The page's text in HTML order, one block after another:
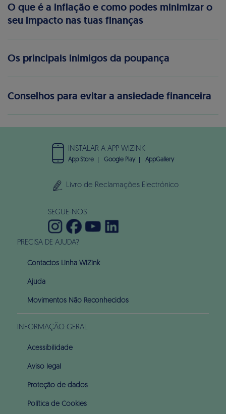
O que é a inflação e como podes minimizar o
seu impacto nas tuas finanças
Os principais inimigos da poupança
Conselhos para evitar a ansiedade financeira
PRECISA DE AJUDA?
Contactos Linha WiZink
Ajuda
Movimentos Não Reconhecidos
INFORMAÇÃO GERAL
Acessibilidade
Aviso legal
Proteção de dados
Política de Cookies
INSTALAR A APP WIZINK
App Store Google Play AppGallery
Livro de Reclamações Electrónico
SEGUE-NOS